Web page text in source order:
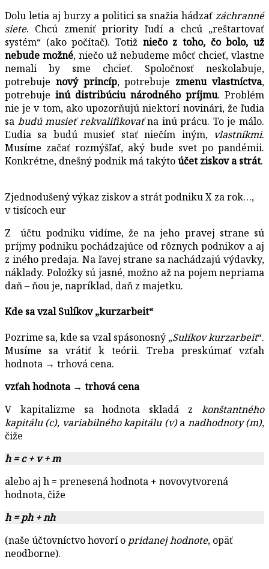
Dolu letia aj burzy a politici sa snažia hádzať záchranné
siete. Chcú zmeniť priority ľudí a chcú „reštartovať
systém“ (ako počítač). Totiž niečo z toho, čo bolo, už
nebude možné, niečo už nebudeme môcť chcieť, vlastne
nemali by sme chcieť. Spoločnosť neskolabuje,
potrebuje nový princíp, potrebuje zmenu vlastníctva,
potrebuje inú distribúciu národného príjmu. Problém
nie je v tom, ako upozorňujú niektorí novinári, že ľudia
sa budú musieť rekvalifikovaťna inú prácu. To je málo.
Ľudia sa budú musieť stať niečím iným, vlastníkmi.
Musíme začať rozmýšľať, aký bude svet po pandémii.
Konkrétne, dnešný podnik má takýtoúčet ziskov a strát.
Zjednodušený výkaz ziskov a strát podniku X za rok…,
v tisícoch eur
Z účtu podniku vidíme, že na jeho pravej strane sú
príjmy podniku pochádzajúce od rôznych podnikov a aj
z iného predaja. Na ľavej strane sa nachádzajú výdavky,
náklady. Položky sú jasné, možno až na pojem nepriama
daň – ňou je, napríklad, daň z majetku.
Kde sa vzal Sulíkov „kurzarbeit“
Pozrime sa, kde sa vzal spásonosný „Sulíkovkurzarbeit“.
Musíme sa vrátiť k teórii. Treba preskúmať vzťah
hodnota → trhová cena.
vzťah hodnota → trhová cena
V kapitalizme sa hodnota skladá z konštantného
kapitálu (c), variabilného kapitálu (v)a nadhodnoty (m),
čiže
h = c + v + m
alebo aj h = prenesená hodnota + novovytvorená
hodnota, čiže
h = ph + nh
(naše účtovníctvo hovorí o pridanej hodnote, opäť
neodborne).